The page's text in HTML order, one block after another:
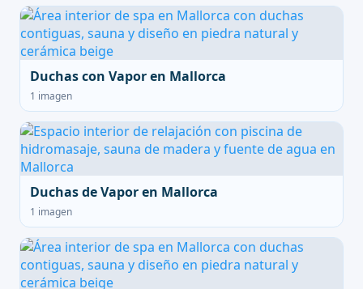
Duchas con Vapor en Mallorca
1 imagen
Duchas de Vapor en Mallorca
1 imagen